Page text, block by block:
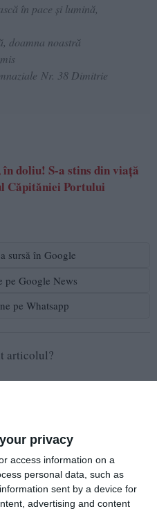
privacy
access information on a
personal data, such as
sent by a device for
advertising and content
în pace și lumină,
doamna noastră
Nr. 38 Dimitrie
doliu! S-a stins din viață
Căpităniei Portului
sursă în Google
pe Google News
pe Whatsapp
articolul?